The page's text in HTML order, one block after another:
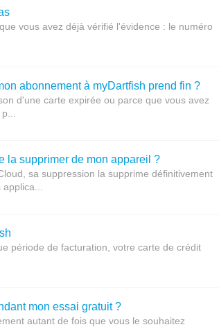
vous avez déjà vérifié l'évidence : le numéro
abonnement à myDartfish prend fin ?
d'une carte expirée ou parce que vous avez
la supprimer de mon appareil ?
sa suppression la supprime définitivement
période de facturation, votre carte de crédit
mon essai gratuit ?
autant de fois que vous le souhaitez